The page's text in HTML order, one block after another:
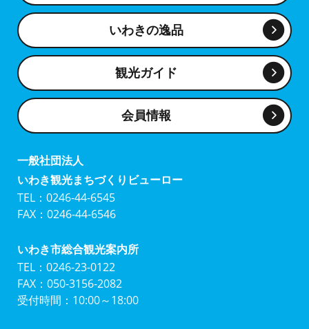
いわきの逸品
観光ガイド
会員情報
一般社団法人
いわき観光まちづくりビューロー
TEL：0246-44-6545
FAX：0246-44-6546
いわき市総合観光案内所
TEL：0246-23-0122
FAX：050-3156-2082
受付時間：10:00～18:00